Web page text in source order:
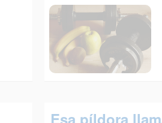
Esa píldora